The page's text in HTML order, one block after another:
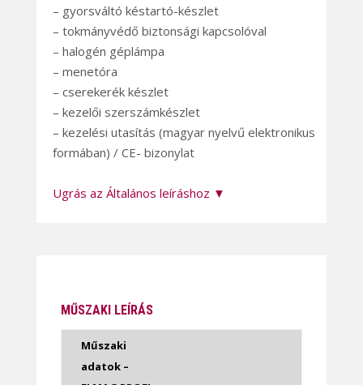
– gyorsváltó késtartó-készlet
– tokmányvédő biztonsági kapcsolóval
– halogén géplámpa
– menetóra
– cserekerék készlet
– kezelői szerszámkészlet
– kezelési utasítás (magyar nyelvű elektronikus
formában) / CE- bizonylat
Ugrás az Általános leíráshoz ▼
MŰSZAKI LEÍRÁS
Műszaki
adatok –